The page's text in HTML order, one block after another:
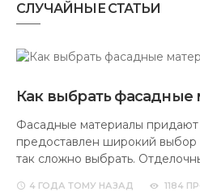
СЛУЧАЙНЫЕ СТАТЬИ
Как выбрать фасадные
Фасадные материалы
предоставлен широкий выбор
так сложно выбрать.
4 ГОДА ТОМУ НАЗАД 1184